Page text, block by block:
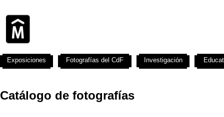
Catálogo de fotografías
Exposiciones Fotografías del CdF Investigación